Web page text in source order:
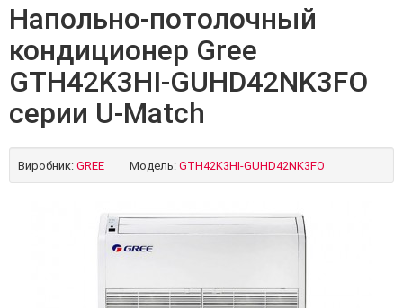
Напольно-потолочный
кондиционер Gree
GTH42K3HI-GUHD42NK3FO
серии U-Match
Виробник: GREE Модель: GTH42K3HI-GUHD42NK3FO